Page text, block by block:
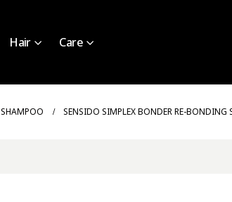
Hair Care
SHAMPOO SENSIDO SIMPLEX BONDER RE-